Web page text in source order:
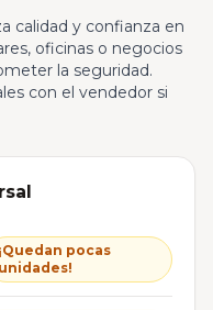
calidad y confianza en
oficinas o negocios
la seguridad.
con el vendedor si
¡Quedan pocas
unidades!